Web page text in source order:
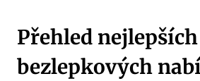
Přehled nejlepších
bezlepkových